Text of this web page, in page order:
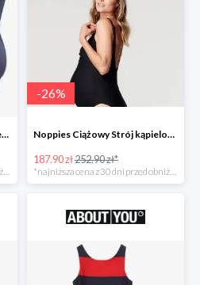
Noppies Biustonosz do karmienia 'Geo Lace' -21%
-26%
Noppies Ciążowy Strój kąpielowy 'Bibi' -26%
187.90 zł252.90 zł*